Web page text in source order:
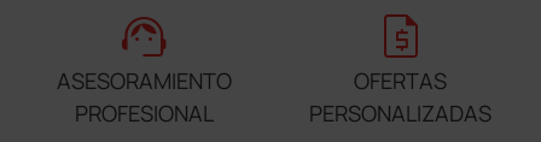
support_agent
ASESORAMIENTO
PROFESIONAL
request_quote
OFERTAS
PERSONALIZADAS